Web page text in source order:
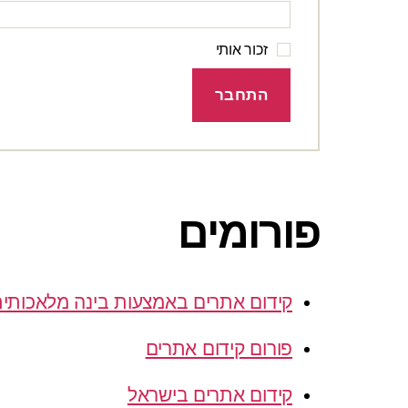
זכור אותי
התחבר
פורומים
קידום אתרים באמצעות בינה
פורום קידום אתרים
קידום אתרים בישראל